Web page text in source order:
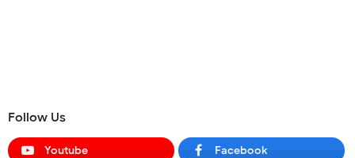
Follow Us
Youtube Facebook